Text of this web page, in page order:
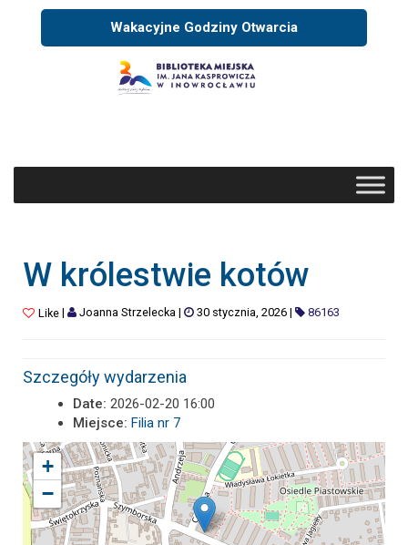
Wakacyjne Godziny Otwarcia
W królestwie kotów
Like| Joanna Strzelecka | 30 stycznia, 2026| 86163
Szczegóły wydarzenia
Date: 2026-02-20 16:00
Miejsce: Filia nr 7
+
−